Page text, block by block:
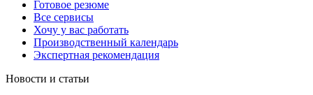
Готовое резюме
Все сервисы
Хочу у вас работать
Производственный календарь
Экспертная рекомендация
Новости и статьи